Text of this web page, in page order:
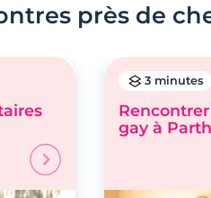
près de
3 minutes
gay à